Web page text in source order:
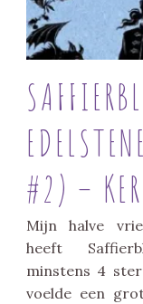
#2) –
Mijn halve
heeft
minstens 4
voelde een